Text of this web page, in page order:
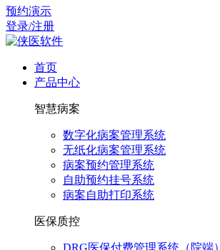
预约演示
登录/注册
首页
产品中心
智慧病案
数字化病案管理系统
无纸化病案管理系统
病案预约管理系统
自助预约挂号系统
病案自助打印系统
医保质控
DRG医保付费管理系统（院端）